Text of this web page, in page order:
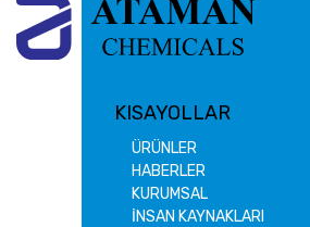
KISAYOLLAR
ÜRÜNLER
HABERLER
KURUMSAL
İNSAN KAYNAKLARI